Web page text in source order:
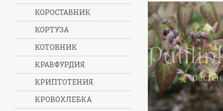
КОРОСТАВНИК
КОРТУЗА
КОТОВНИК
КРАВФУРДИЯ
КРИПТОТЕНИЯ
КРОВОХЛЕБКА